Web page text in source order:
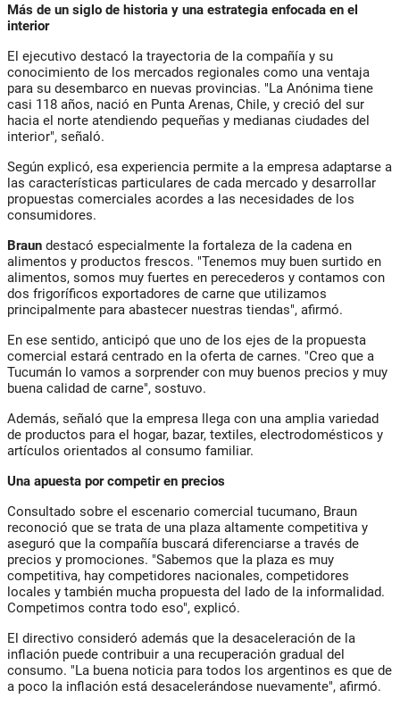
Más de un siglo de historia y una estrategia enfocada en el
interior
El ejecutivo destacó la trayectoria de la compañía y su
conocimiento de los mercados regionales como una ventaja
para su desembarco en nuevas provincias. "La Anónima tiene
casi 118 años, nació en Punta Arenas, Chile, y creció del sur
hacia el norte atendiendo pequeñas y medianas ciudades del
interior", señaló.
Según explicó, esa experiencia permite a la empresa adaptarse a
las características particulares de cada mercado y desarrollar
propuestas comerciales acordes a las necesidades de los
consumidores.
Braun destacó especialmente la fortaleza de la cadena en
alimentos y productos frescos. "Tenemos muy buen surtido en
alimentos, somos muy fuertes en perecederos y contamos con
dos frigoríficos exportadores de carne que utilizamos
principalmente para abastecer nuestras tiendas", afirmó.
En ese sentido, anticipó que uno de los ejes de la propuesta
comercial estará centrado en la oferta de carnes. "Creo que a
Tucumán lo vamos a sorprender con muy buenos precios y muy
buena calidad de carne", sostuvo.
Además, señaló que la empresa llega con una amplia variedad
de productos para el hogar, bazar, textiles, electrodomésticos y
artículos orientados al consumo familiar.
Una apuesta por competir en precios
Consultado sobre el escenario comercial tucumano, Braun
reconoció que se trata de una plaza altamente competitiva y
aseguró que la compañía buscará diferenciarse a través de
precios y promociones. "Sabemos que la plaza es muy
competitiva, hay competidores nacionales, competidores
locales y también mucha propuesta del lado de la informalidad.
Competimos contra todo eso", explicó.
El directivo consideró además que la desaceleración de la
inflación puede contribuir a una recuperación gradual del
consumo. "La buena noticia para todos los argentinos es que de
a poco la inflación está desacelerándose nuevamente", afirmó.